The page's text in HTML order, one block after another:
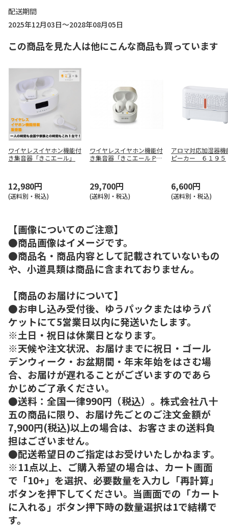
配送期間
2025年12月03日～2028年08月05日
この商品を見た人は他にこんな商品も買っています
ワイヤレスイヤホン機能付
き集音器「きこエール」
12,980円
(送料別・税込)
ワイヤレスイヤホン機能付
き集音器「きこエール PR
29,700円
(送料別・税込)
アロマ対応加湿器機
ピーカー ６１９５
6,600円
(送料別・税込)
【画像についてのご注意】
●商品画像はイメージです。
●商品名・商品内容として記載されていないもの
や、小道具類は商品に含まれておりません。
【商品のお届けについて】
●お申し込み受付後、ゆうパックまたはゆうパ
ケットにて5営業日以内に発送いたします。
※土日・祝日は休業日となります。
※天候や注文状況、お届けまでに祝日・ゴール
デンウィーク・お盆期間・年末年始をはさむ場
合、お届けが遅れることがございますのであら
かじめご了承ください。
●送料：全国一律990円（税込）。株式会社八十
五の商品に限り、お届け先ごとのご注文金額が
7,900円(税込)以上の場合は、お客さまの送料負
担はございません。
●配送希望日のご指定はお受けいたしかねます。
※11点以上、ご購入希望の場合は、カート画面
で「10+」を選択、必要数量を入力し「再計算」
ボタンを押下してください。当画面での「カート
に入れる」ボタン押下時の数量選択は1で結構で
す。